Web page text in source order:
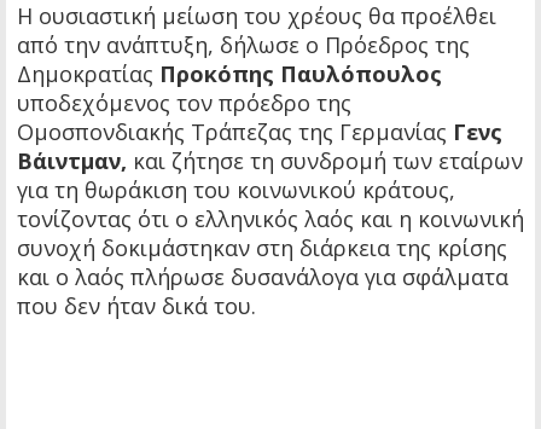
Η ουσιαστική μείωση του χρέους θα προέλθει
από την ανάπτυξη, δήλωσε ο Πρόεδρος της
Δημοκρατίας Προκόπης Παυλόπουλος
υποδεχόμενος τον πρόεδρο της
Ομοσπονδιακής Τράπεζας της Γερμανίας Γενς
Βάιντμαν, και ζήτησε τη συνδρομή των εταίρων
για τη θωράκιση του κοινωνικού κράτους,
τονίζοντας ότι ο ελληνικός λαός και η κοινωνική
συνοχή δοκιμάστηκαν στη διάρκεια της κρίσης
και ο λαός πλήρωσε δυσανάλογα για σφάλματα
που δεν ήταν δικά του.